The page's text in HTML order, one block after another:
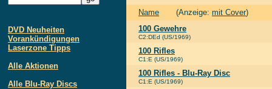
DVD Neuheiten
Vorankündigungen
Laserzone Tipps
Alle Aktionen
Alle Blu-Ray Discs
Name (Anzeige: mit Cover)
100 Gewehre
C2:DEd (US/1969)
100 Rifles
C1:E (US/1969)
100 Rifles - Blu-Ray Disc
C1:E (US/1969)